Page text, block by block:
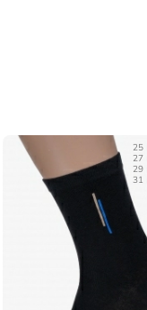
25
27
29
31